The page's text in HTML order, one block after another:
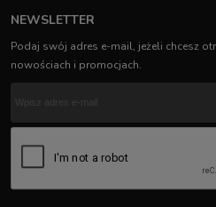
NEWSLETTER
Podaj swój adres e-mail, jeżeli chcesz
nowościach i promocjach.